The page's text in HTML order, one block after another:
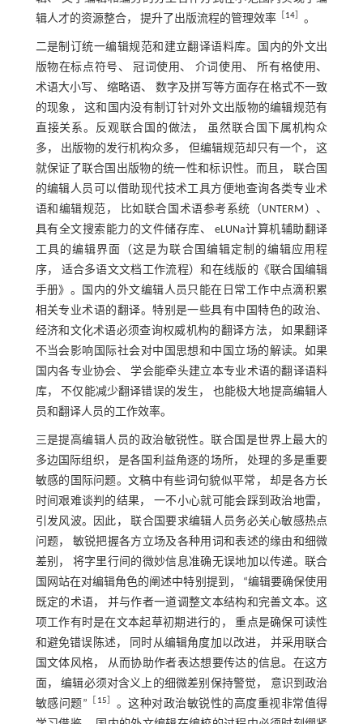
辑人才的资源整合， 提升了出版流程的管理效率［ 14］ 。
二是制订统一编辑规范和建立翻译语料库。国内的外文出
版物在标点符号、 冠词使用、 介词使用、 所有格使用、
术语大小写、 缩略语、 数字及拼写等方面存在格式不一致
的现象， 这和国内没有制订针对外文出版物的编辑规范有
直接关系。反观联合国的做法， 虽然联合国下属机构众
多， 出版物的发行机构众多， 但编辑规范却只有一个， 这
就保证了联合国出版物的统一性和标识性。而且， 联合国
的编辑人员可以借助现代技术工具方便地查询各类专业术
语和编辑规范， 比如联合国术语参考系统（UNTERM）、
具有全文搜索能力的文件储存库、 eLUNa计算机辅助翻译
工具的编辑界面（这是为联合国编辑定制的编辑应用程
序， 适合多语文文档工作流程）和在线版的《联合国编辑
手册》。国内的外文编辑人员只能在日常工作中点滴积累
相关专业术语的翻译。特别是一些具有中国特色的政治、
经济和文化术语必须查询权威机构的翻译方法， 如果翻译
不当会影响国际社会对中国思想和中国立场的解读。如果
国内各专业协会、 学会能牵头建立本专业术语的翻译语料
库， 不仅能减少翻译错误的发生， 也能极大地提高编辑人
员和翻译人员的工作效率。
三是提高编辑人员的政治敏锐性。联合国是世界上最大的
多边国际组织， 是各国利益角逐的场所， 处理的多是重要
敏感的国际问题。文稿中有些词句貌似平常， 却是各方长
时间艰难谈判的结果， 一不小心就可能会踩到政治地雷，
引发风波。因此， 联合国要求编辑人员务必关心敏感热点
问题， 敏锐把握各方立场及各种用词和表述的缘由和细微
差别， 将字里行间的微妙信息准确无误地加以传递。联合
国网站在对编辑角色的阐述中特别提到， “编辑要确保使用
既定的术语， 并与作者一道调整文本结构和完善文本。这
项工作有时是在文本起草初期进行的， 重点是确保可读性
和避免错误陈述， 同时从编辑角度加以改进， 并采用联合
国文体风格， 从而协助作者表达想要传达的信息。在这方
面， 编辑必须对含义上的细微差别保持警觉， 意识到政治
敏感问题”
15
。这种对政治敏锐性的高度重视非常值得